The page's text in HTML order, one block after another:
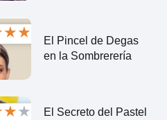
★★
El Pincel de Degas
en la Sombrerería
★★
El Secreto del Pastel